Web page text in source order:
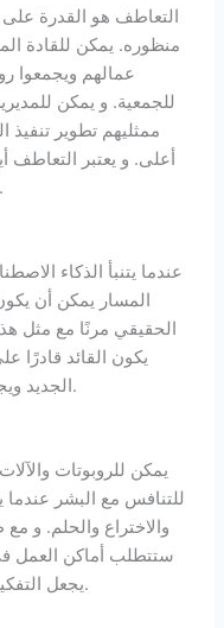
التعاطف هو القدرة
منظوره. يمكن للقادة
عمالهم ويجمعوا
للجمعية. و يمكن
ممثليهم تطوير تنفيذ
أعلى. و يعتبر التعاطف
وحل الاشتباكات التي تنشأ داخل الفرق.
عندما يتنبأ الذكاء
المسار يمكن أن
الحقيقي مرنًا مع مثل
يكون القائد قادرًا
الجديد ويجب أن يكون قادرًا أيضًا على جعله منتجًا.
يمكن للروبوتات
للتنافس مع البشر عندما
والاختراع والحلم. و
ستتطلب أماكن العمل
يجعل التفكير الإبداعي والإبداع البشري رصيدًا مهمًا.